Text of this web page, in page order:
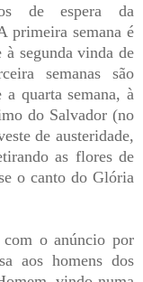
de espera da
primeira semana é
segunda vinda de
semanas são
a quarta semana, à
do Salvador (no
de austeridade,
as flores de
o canto do Glória
o anúncio por
aos homens dos